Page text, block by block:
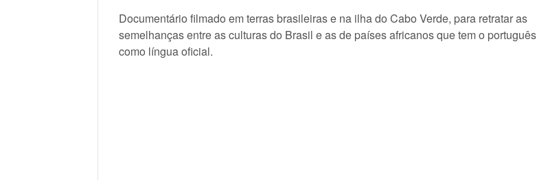
Documentário filmado em terras brasileiras e na ilha do Cabo Verde, para retratar as
semelhanças entre as culturas do Brasil e as de países africanos que tem o português
como língua oficial.